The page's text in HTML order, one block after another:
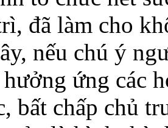
đã làm cho
nếu chú ý
ứng các
bất chấp chủ